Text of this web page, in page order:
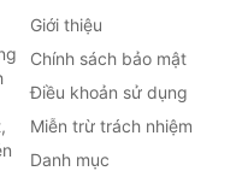
Giới thiệu
Chính sách bảo mật
Điều khoản sử dụng
Miễn trừ trách nhiệm
Danh mục